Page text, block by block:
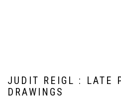
JUDIT REIGL : LATE
DRAWINGS